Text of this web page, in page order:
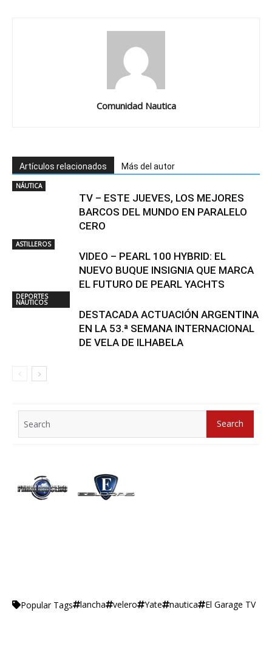
Comunidad Nautica
Artículos relacionados Más del autor
NÁUTICA
TV – ESTE JUEVES, LOS MEJORES
BARCOS DEL MUNDO EN PARALELO
CERO
ASTILLEROS
VIDEO – PEARL 100 HYBRID: EL
NUEVO BUQUE INSIGNIA QUE MARCA
EL FUTURO DE PEARL YACHTS
DEPORTES
NÁUTICOS
DESTACADA ACTUACIÓN ARGENTINA
EN LA 53.ª SEMANA INTERNACIONAL
DE VELA DE ILHABELA
for:
Search
Popular Tags lancha velero Yate nautica El Garage TV